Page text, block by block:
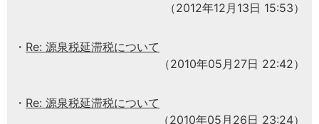
（2012年12月13日 15:53）
Re: 源泉税延滞税について
（2010年05月27日 22:42）
Re: 源泉税延滞税について
（2010年05月26日 23:24）